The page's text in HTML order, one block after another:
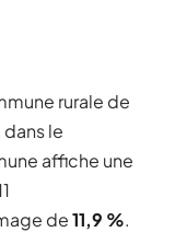
rurale de
dans le
affiche une
de11,9 %.